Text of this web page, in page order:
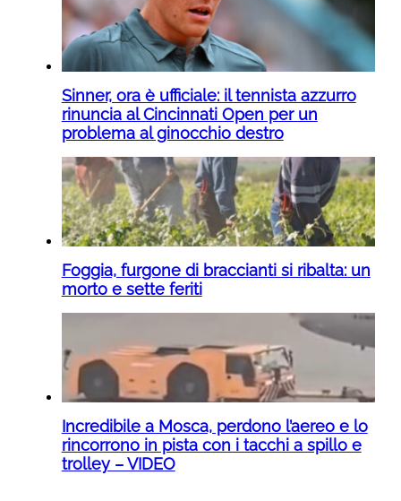
Sinner, ora è ufficiale: il tennista azzurro
rinuncia al Cincinnati Open per un
problema al ginocchio destro
Foggia, furgone di braccianti si ribalta: un
morto e sette feriti
Incredibile a Mosca, perdono l’aereo e lo
rincorrono in pista con i tacchi a spillo e
trolley – VIDEO